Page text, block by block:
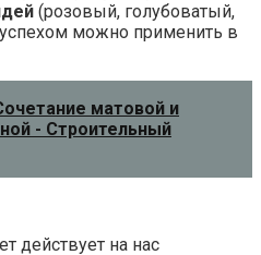
(розовый, голубоватый,
можно применить в
матовой и
- Строительный
действует на нас